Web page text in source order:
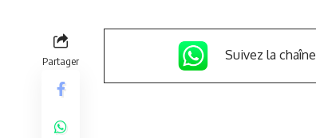
Partager Suivez la chaîne